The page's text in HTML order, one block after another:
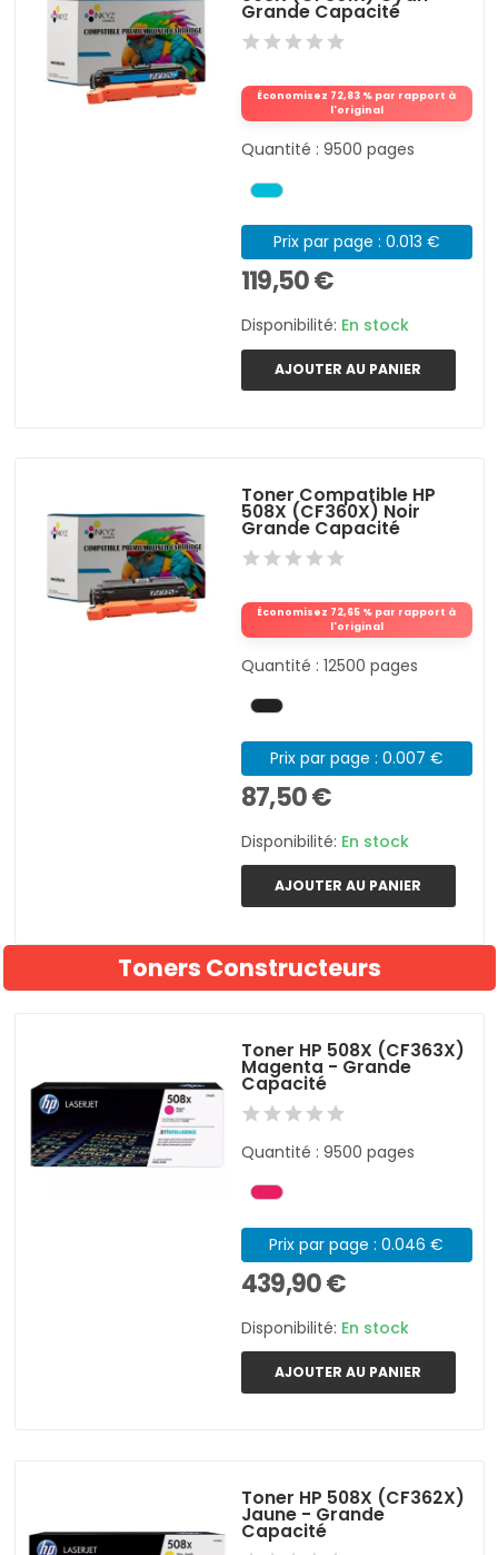
Grande Capacité
Économisez 72,83 % par rapport à
l'original
Quantité : 9500 pages
Prix par page : 0.013 €
119,50 €
Disponibilité: En stock
AJOUTER AU PANIER
Toner Compatible HP
508X (CF360X) Noir
Grande Capacité
Économisez 72,65 % par rapport à
l'original
Quantité : 12500 pages
Prix par page : 0.007 €
87,50 €
Disponibilité: En stock
AJOUTER AU PANIER
Toners Constructeurs
Toner HP 508X (CF363X)
Magenta - Grande
Capacité
Quantité : 9500 pages
Prix par page : 0.046 €
439,90 €
Disponibilité: En stock
AJOUTER AU PANIER
Toner HP 508X (CF362X)
Jaune - Grande
Capacité